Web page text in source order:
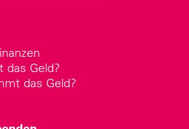
das Geld?
das Geld?